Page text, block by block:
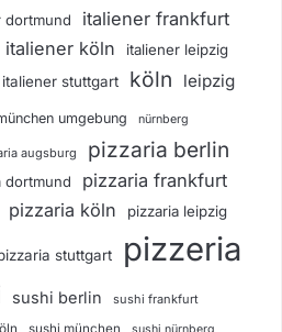
dortmund italiener frankfurt
italiener köln italiener leipzig
italiener stuttgart köln leipzig
umgebung nürnberg
augsburg pizzaria berlin
dortmund pizzaria frankfurt
pizzaria köln pizzaria leipzig
stuttgart pizzeria
sushi berlin sushi frankfurt
sushi münchen sushi nürnberg